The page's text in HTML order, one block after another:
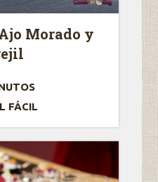
Morado y
FÁCIL